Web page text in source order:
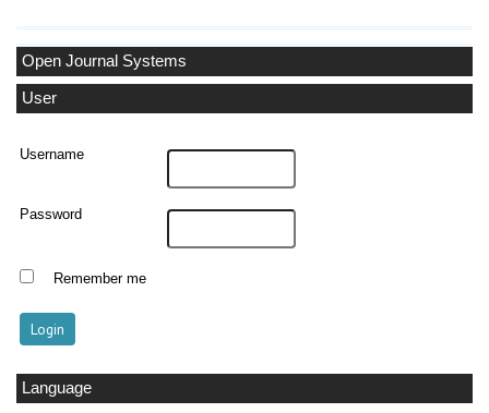
Open Journal Systems
User
Username
Password
Remember me
Language